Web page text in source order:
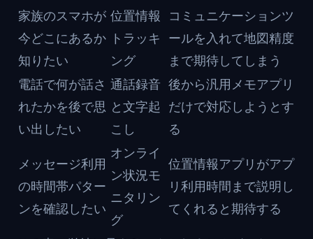
家族のスマホが
今どこにあるか
知りたい
位置情報
トラッキ
ング
コミュニケーションツ
ールを入れて地図精度
まで期待してしまう
電話で何が話さ
れたかを後で思
い出したい
通話録音
と文字起
こし
後から汎用メモアプリ
だけで対応しようとす
る
メッセージ利用
の時間帯パター
ンを確認したい
オンライ
ン状況モ
ニタリン
グ
位置情報アプリがアプ
リ利用時間まで説明し
てくれると期待する